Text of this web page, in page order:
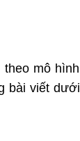
mô
bài viết